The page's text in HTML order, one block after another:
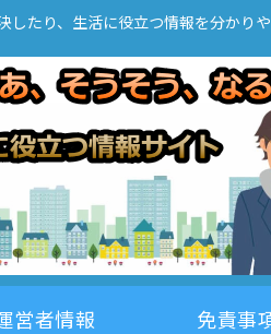
したり、生活に役立つ情報を分かりや
営者情報 免責事